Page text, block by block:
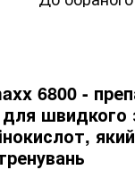
6800 -
швидкого